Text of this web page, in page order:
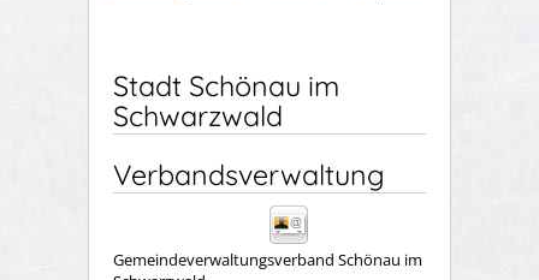
Stadt Schönau im
Schwarzwald
Verbandsverwaltung
Gemeindeverwaltungsverband Schönau im